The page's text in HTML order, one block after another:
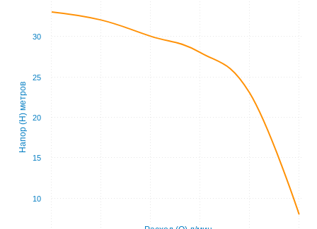
Напор (Н) метров
10
15
20
25
30